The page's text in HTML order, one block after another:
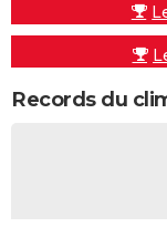
Records du